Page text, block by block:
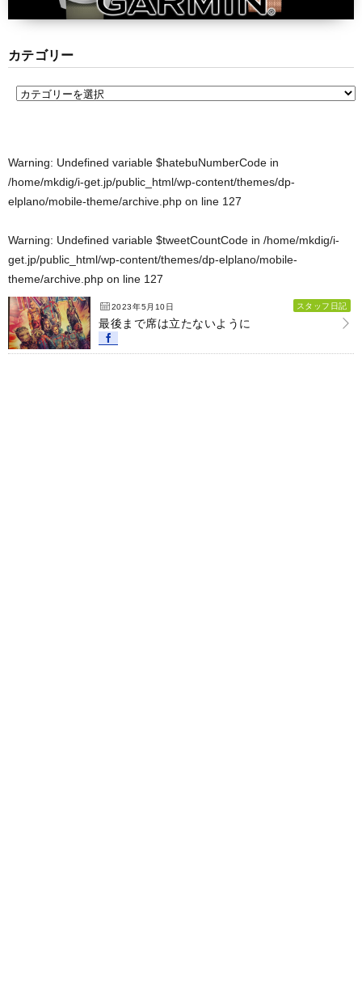
カテゴリー
Warning: Undefined variable $hatebuNumberCode in
/home/mkdig/i-get.jp/public_html/wp-content/themes/dp-
elplano/mobile-theme/archive.php on line 127
Warning: Undefined variable $tweetCountCode in /home/mkdig/i-
get.jp/public_html/wp-content/themes/dp-elplano/mobile-
theme/archive.php on line 127
2023年5月10日 スタッフ日記
最後まで席は立たないように